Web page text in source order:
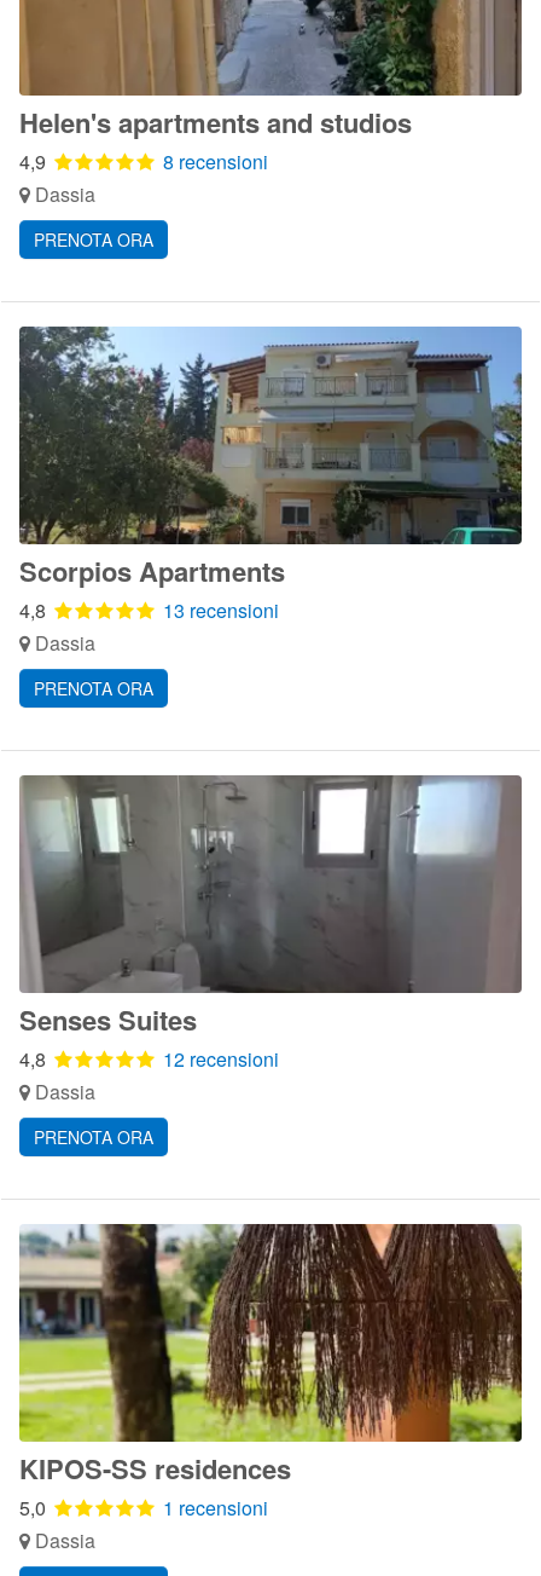
Helen's apartments and studios
4,9
8 recensioni
Dassia
PRENOTA ORA
Scorpios Apartments
4,8
13 recensioni
Dassia
PRENOTA ORA
Senses Suites
4,8
12 recensioni
Dassia
PRENOTA ORA
KIPOS-SS residences
5,0
1 recensioni
Dassia